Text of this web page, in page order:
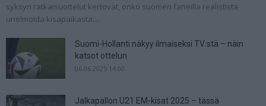
syksyn ratkaisuottelut kertovat, onko suomen faneilla realistista
unelmoida kisapaikasta....
Suomi-Hollanti näkyy ilmaiseksi TV:stä – näin
katsot ottelun
06.06.2025 14:00
Jalkapallon U21 EM-kisat 2025 – tässä